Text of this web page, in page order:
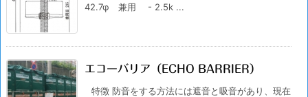
42.7φ 兼用 - 2.5k ...
エコーバリア（ECHO BARRIER）
特徴 防音をする方法には遮音と吸音があり、現在